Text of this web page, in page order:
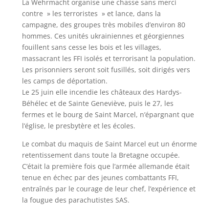
La Wehrmacht organise une chasse sans merci
contre » les terroristes » et lance, dans la
campagne, des groupes très mobiles d’environ 80
hommes. Ces unités ukrainiennes et géorgiennes
fouillent sans cesse les bois et les villages,
massacrant les FFI isolés et terrorisant la population.
Les prisonniers seront soit fusillés, soit dirigés vers
les camps de déportation.
Le 25 juin elle incendie les châteaux des Hardys-
Béhélec et de Sainte Geneviève, puis le 27, les
fermes et le bourg de Saint Marcel, n’épargnant que
l’église, le presbytère et les écoles.
Le combat du maquis de Saint Marcel eut un énorme
retentissement dans toute la Bretagne occupée.
C’était la première fois que l’armée allemande était
tenue en échec par des jeunes combattants FFI,
entraînés par le courage de leur chef, l’expérience et
la fougue des parachutistes SAS.